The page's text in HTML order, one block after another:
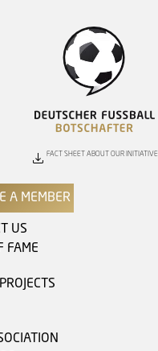
FACT SHEET ABOUT OUR INITIATIVE
A MEMBER
US
FAME